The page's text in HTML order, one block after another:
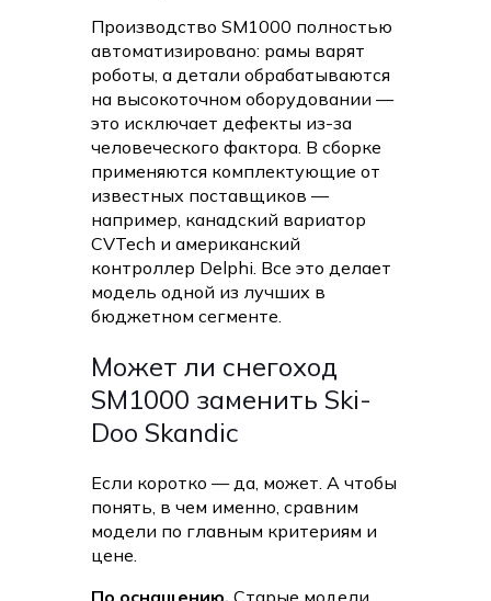
Производство SM1000 полностью
автоматизировано: рамы варят
роботы, а детали обрабатываются
на высокоточном оборудовании —
это исключает дефекты из-за
человеческого фактора. В сборке
применяются комплектующие от
известных поставщиков —
например, канадский вариатор
CVTech и американский
контроллер Delphi. Все это делает
модель одной из лучших в
бюджетном сегменте.
Может ли снегоход
SM1000 заменить Ski-
Doo Skandic
Если коротко — да, может. А чтобы
понять, в чем именно, сравним
модели по главным критериям и
цене.
По оснащению. Старые модели